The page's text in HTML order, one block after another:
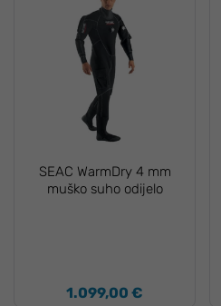
SEAC WarmDry 4 mm
muško suho odijelo
1.099,00 €